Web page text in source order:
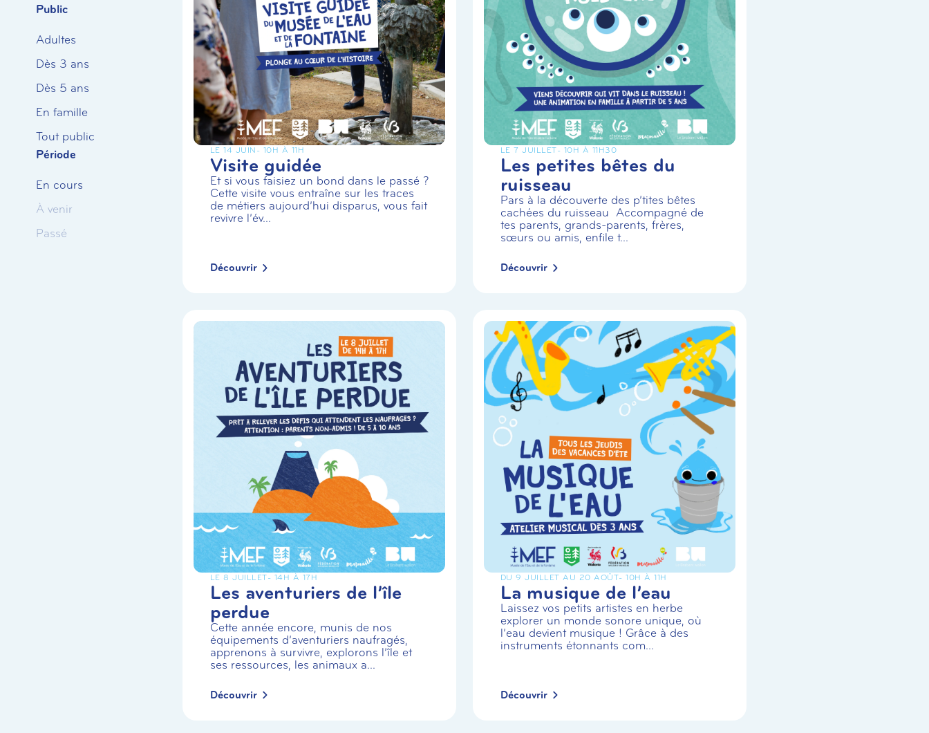
Public
Adultes
Dès 3 ans
Dès 5 ans
En famille
Tout public
Période
En cours
À venir
Passé
LE 14 JUIN - 10H À 11H
Visite guidée
Et si vous faisiez un bond dans le passé ?
Cette visite vous entraîne sur les traces
de métiers aujourd’hui disparus, vous fait
revivre l’év...
Découvrir
LE 7 JUILLET- 10H À 11H30
Les petites bêtes du
ruisseau
Pars à la découverte des p’tites bêtes
cachées du ruisseau Accompagné de
tes parents, grands-parents, frères,
sœurs ou amis, enfile t...
Découvrir
LE 8 JUILLET- 14H À 17H
Les aventuriers de l’île
perdue
Cette année encore, munis de nos
équipements d’aventuriers naufragés,
apprenons à survivre, explorons l’île et
ses ressources, les animaux a...
Découvrir
DU 9 JUILLET AU 20 AOÛT- 10H À 11H
La musique de l’eau
Laissez vos petits artistes en herbe
explorer un monde sonore unique, où
l’eau devient musique ! Grâce à des
instruments étonnants com...
Découvrir